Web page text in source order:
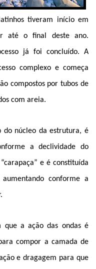
tiveram início em
até o final deste ano.
já foi concluído. A
complexo e começa
compostos por tubos de
com areia.
do núcleo da estrutura, é
a declividade do
e é constituída
conforme a
que a ação das ondas é
compor a camada de
e dragagem para que